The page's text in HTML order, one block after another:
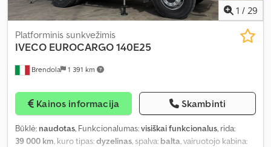
1 / 29
Brendola 1 391 km
Platforminis sunkvežimis
IVECO EUROCARGO 140E25
Kainos informacija Skambinti
Būklė: naudotas, Funkcionalumas:visiškai funkcionalus, rida:
39 000 km, kuro tipas:dyzelinas, spalva: balta, vairuotojo kabina: